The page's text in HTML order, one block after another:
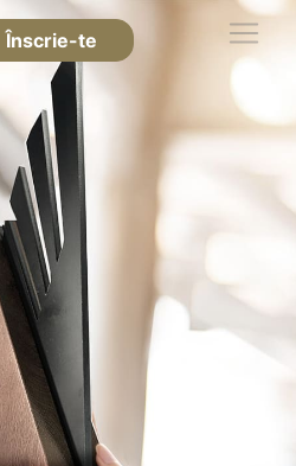
Înscrie-te